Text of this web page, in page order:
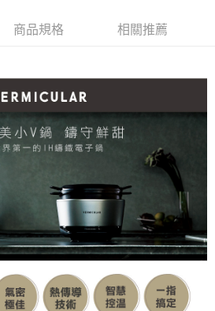
商品規格 相關推薦